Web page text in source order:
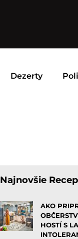
Dezerty
Najnovšie
AKO
HOSTÍ S